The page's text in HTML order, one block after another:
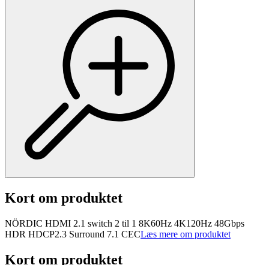
Kort om produktet
NÖRDIC HDMI 2.1 switch 2 til 1 8K60Hz 4K120Hz 48Gbps
HDR HDCP2.3 Surround 7.1 CECLæs mere om produktet
Kort om produktet